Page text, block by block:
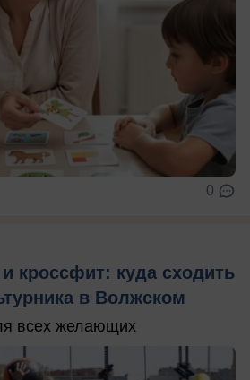
0
кроссфит: куда сходить
в Волжском
всех желающих